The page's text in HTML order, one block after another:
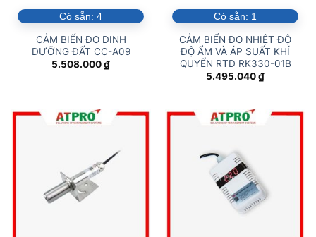
Có sẵn: 4
CẢM BIẾN ĐO DINH
DƯỠNG ĐẤT CC-A09
5.508.000₫
Có sẵn: 1
CẢM BIẾN ĐO NHIỆT ĐỘ
ĐỘ ẨM VÀ ÁP SUẤT KHÍ
QUYỂN RTD RK330-01B
5.495.040₫